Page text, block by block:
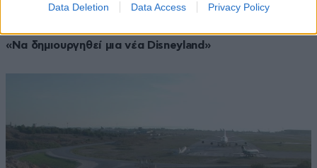
Data Deletion Data Access Privacy Policy
«Να δημιουργηθεί μια νέα Disneyland»